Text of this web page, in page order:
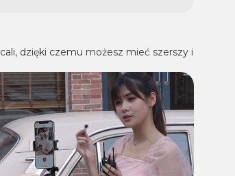
dzięki czemu możesz mieć szerszy i